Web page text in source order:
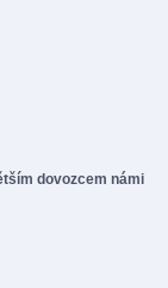
dovozcem námi